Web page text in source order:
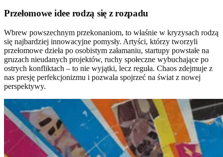
Przełomowe idee rodzą się z rozpadu
Wbrew powszechnym przekonaniom, to właśnie w kryzysach rodzą
się najbardziej innowacyjne pomysły. Artyści, którzy tworzyli
przełomowe dzieła po osobistym załamaniu, startupy powstałe na
gruzach nieudanych projektów, ruchy społeczne wybuchające po
ostrych konfliktach – to nie wyjątki, lecz reguła. Chaos zdejmuje z
nas presję perfekcjonizmu i pozwala spojrzeć na świat z nowej
perspektywy.